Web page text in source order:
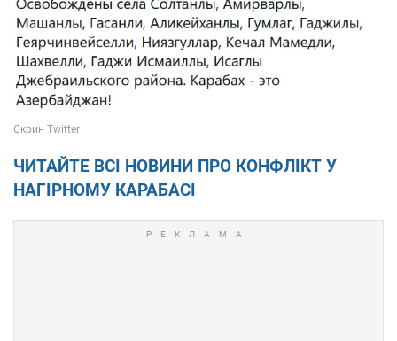
ЧИТАЙТЕ ВСІ НОВИНИ ПРО КОНФЛІКТ У
НАГІРНОМУ КАРАБАСІ